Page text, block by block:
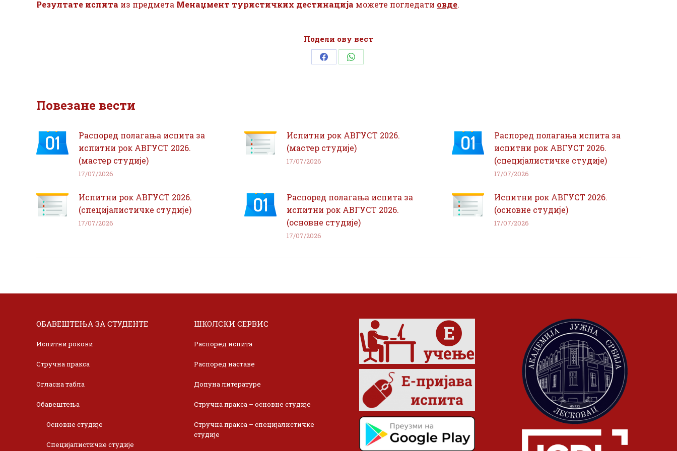
Резултате испита из предмета Менаџмент туристичких дестинација можете погледати овде.
Подели ову вест
Share Share
Повезане вести
Распоред полагања испита за
испитни рок АВГУСТ 2026.
(мастер студије)
17/07/2026
Испитни рок АВГУСТ 2026.
(мастер студије)
17/07/2026
Распоред полагања испита за
испитни рок АВГУСТ 2026.
(специјалистичке студије)
17/07/2026
Испитни рок АВГУСТ 2026.
(специјалистичке студије)
17/07/2026
Распоред полагања испита за
испитни рок АВГУСТ 2026.
(основне студије)
17/07/2026
Испитни рок АВГУСТ 2026.
(основне студије)
17/07/2026
ОБАВЕШТЕЊА ЗА СТУДЕНТЕ
Испитни рокови
Стручна пракса
Огласна табла
Обавештења
Основне студије
Специјалистичке студије
ШКОЛСКИ СЕРВИС
Распоред испита
Распоред наставе
Допуна литературе
Стручна пракса – основне студије
Стручна пракса – специјалистичке
студије